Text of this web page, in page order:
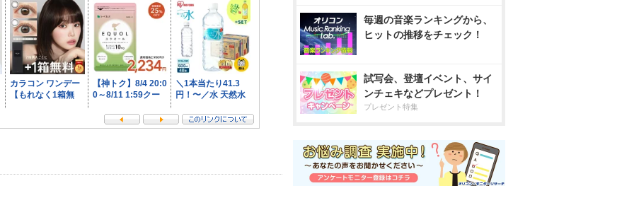
毎週の音楽ランキングから、
ヒットの推移をチェック！
試写会、登壇イベント、サイ
ンチェキなどプレゼント！
プレゼント特集